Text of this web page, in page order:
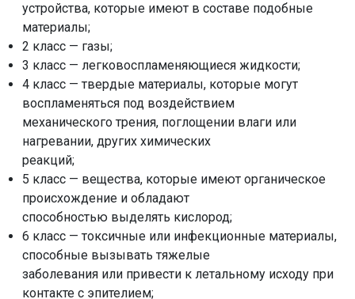
устройства, которые имеют в составе подобные
материалы;
2 класс — газы;
3 класс — легковоспламеняющиеся жидкости;
4 класс — твердые материалы, которые могут
воспламеняться под воздействием
механического трения, поглощении влаги или
нагревании, других химических
реакций;
5 класс — вещества, которые имеют органическое
происхождение и обладают
способностью выделять кислород;
6 класс — токсичные или инфекционные материалы,
способные вызывать тяжелые
заболевания или привести к летальному исходу при
контакте с эпителием;